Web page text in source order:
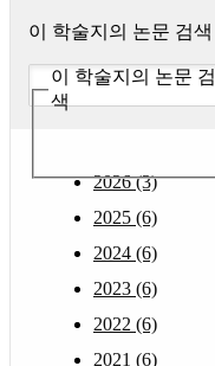
이 학술지의 논문 검색
이 학술지의 논문 검
색
2026 (3)
2025 (6)
2024 (6)
2023 (6)
2022 (6)
2021 (6)